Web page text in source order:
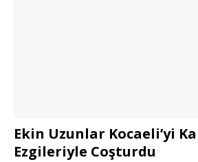
Ekin Uzunlar Kocaeli’yi
Ezgileriyle Coşturdu